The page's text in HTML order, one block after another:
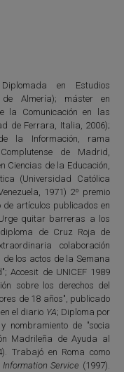
en Estudios
de Almería); máster en
la Comunicación en las
de Ferrara, Italia, 2006);
la Información, rama
de Madrid,
Ciencias de la Educación,
(Universidad Católica
1971) 2º premio
de artículos publicados en
quitar barreras a los
de Cruz Roja de
colaboración
los actos de la Semana
Accesit de UNICEF 1989
sobre los derechos del
de 18 años", publicado
el diario YA; Diploma por
nombramiento de "socia
Madrileña de Ayuda al
Trabajó en Roma como
Service (1997).